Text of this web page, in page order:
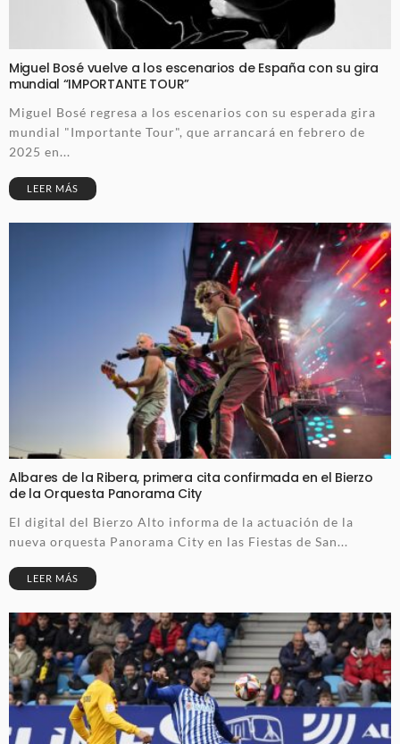
Miguel Bosé vuelve a los escenarios de España con su gira
mundial “IMPORTANTE TOUR”
Miguel Bosé regresa a los escenarios con su esperada gira
mundial "Importante Tour", que arrancará en febrero de
2025 en...
LEER MÁS
Albares de la Ribera, primera cita confirmada en el Bierzo
de la Orquesta Panorama City
El digital del Bierzo Alto informa de la actuación de la
nueva orquesta Panorama City en las Fiestas de San...
LEER MÁS